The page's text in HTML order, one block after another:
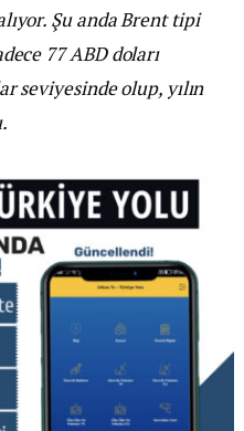
Şu anda Brent tipi
77 ABD doları
seviyesinde olup, yılın